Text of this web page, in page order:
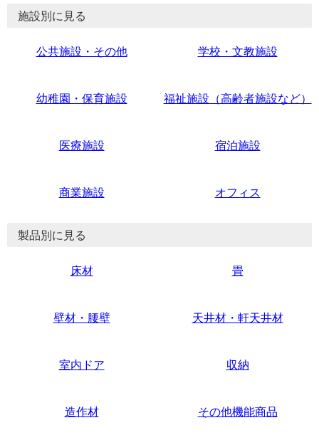
施設別に見る
公共施設・その他 学校・文教施設
幼稚園・保育施設 福祉施設（高齢者施設など）
医療施設 宿泊施設
商業施設 オフィス
製品別に見る
床材 畳
壁材・腰壁 天井材・軒天井材
室内ドア 収納
造作材 その他機能商品